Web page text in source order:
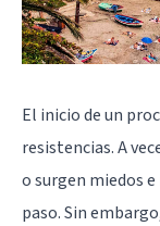
El inicio de un
resistencias. A
o surgen miedos
paso. Sin